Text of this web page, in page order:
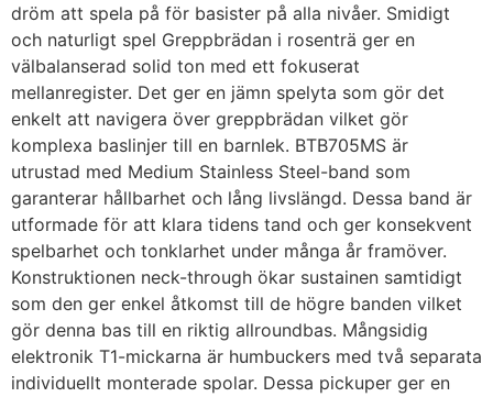
dröm att spela på för basister på alla nivåer. Smidigt
och naturligt spel Greppbrädan i rosenträ ger en
välbalanserad solid ton med ett fokuserat
mellanregister. Det ger en jämn spelyta som gör det
enkelt att navigera över greppbrädan vilket gör
komplexa baslinjer till en barnlek. BTB705MS är
utrustad med Medium Stainless Steel-band som
garanterar hållbarhet och lång livslängd. Dessa band är
utformade för att klara tidens tand och ger konsekvent
spelbarhet och tonklarhet under många år framöver.
Konstruktionen neck-through ökar sustainen samtidigt
som den ger enkel åtkomst till de högre banden vilket
gör denna bas till en riktig allroundbas. Mångsidig
elektronik T1-mickarna är humbuckers med två separata
individuellt monterade spolar. Dessa pickuper ger en